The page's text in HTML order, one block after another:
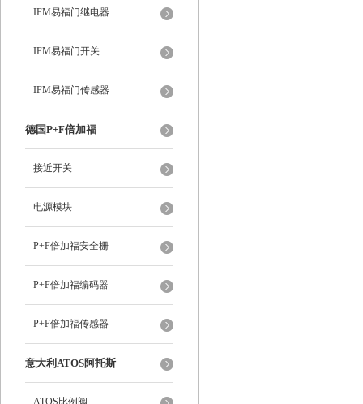
IFM易福门继电器
IFM易福门开关
IFM易福门传感器
德国P+F倍加福
接近开关
电源模块
P+F倍加福安全栅
P+F倍加福编码器
P+F倍加福传感器
意大利ATOS阿托斯
ATOS比例阀